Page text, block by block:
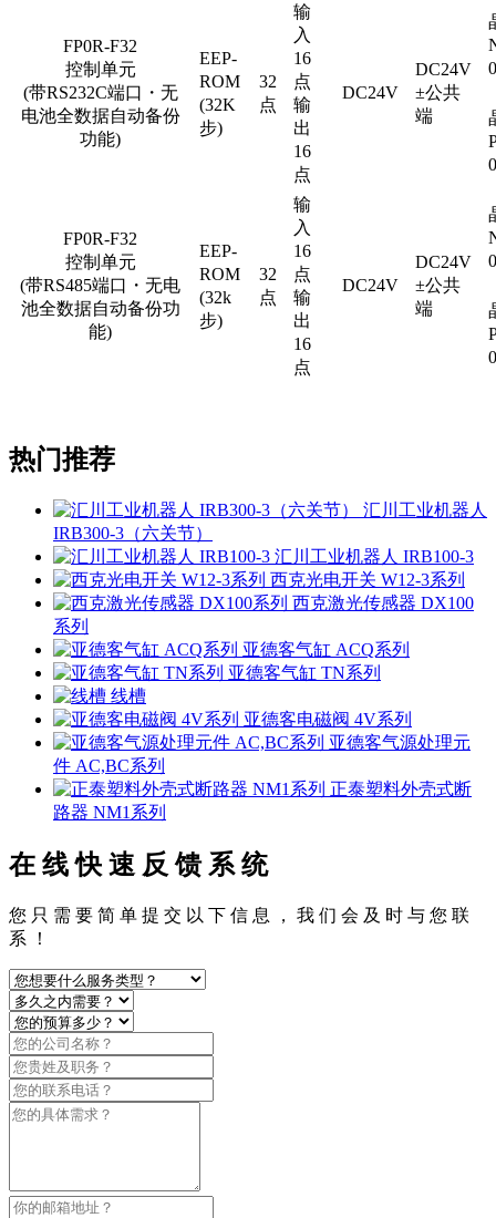
FP0R-F32
控制单元
(带RS232C端口・无
电池全数据自动备份
功能)
EEP-
ROM
(32K
步)
32
点
输
入
16
点
输
出
16
点
DC24V
DC24V
±公共
端
FP0R-F32
控制单元
(带RS485端口・无电
池全数据自动备份功
能)
EEP-
ROM
(32k
步)
32
点
输
入
16
点
输
出
16
点
DC24V
DC24V
±公共
端
热门推荐
汇川工业机器人
IRB300-3（六关节）
汇川工业机器人 IRB100-3
西克光电开关 W12-3系列
西克激光传感器 DX100
系列
亚德客气缸 ACQ系列
亚德客气缸 TN系列
线槽
亚德客电磁阀 4V系列
亚德客气源处理元
件 AC,BC系列
正泰塑料外壳式断
路器 NM1系列
在 线 快 速 反 馈 系 统
您 只 需 要 简 单 提 交 以 下 信 息 ， 我 们 会 及 时 与 您 联
系 ！